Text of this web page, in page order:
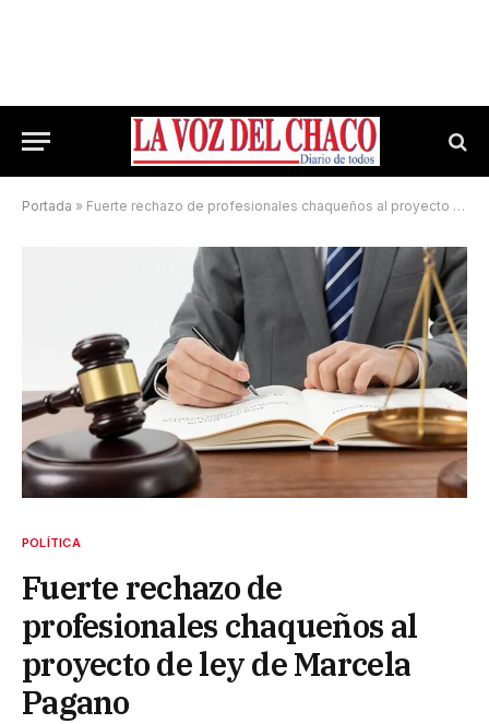
Portada » Fuerte rechazo de profesionales chaqueños al proyecto de ley de Marcela Pagano
POLÍTICA
Fuerte rechazo de
profesionales chaqueños al
proyecto de ley de Marcela
Pagano